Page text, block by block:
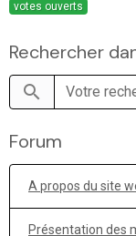
votes ouverts
Rechercher
Forum
A propos du site
Présentation des